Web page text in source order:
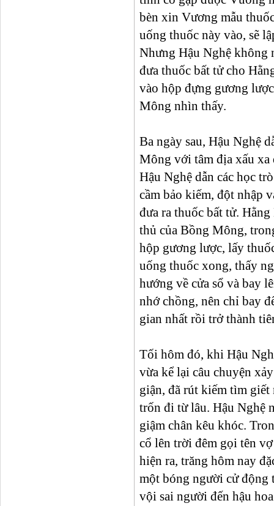
bèn xin Vương mẫu
uống thuốc này vào, sẽ
Nhưng Hậu Nghệ không
đưa thuốc bất tử cho
vào hộp đựng gương
Mông nhìn thấy.
Ba ngày sau, Hậu Nghệ
Mông với tâm địa xấu
Hậu Nghệ dẫn các học
cầm bảo kiếm, đột nhập
đưa ra thuốc bất tử.
thủ của Bồng Mông,
hộp gương lược, lấy
uống thuốc xong, thấy
hướng về cửa sổ và bay
nhớ chồng, nên chỉ bay
gian nhất rồi trở thành
Tối hôm đó, khi Hậu
vừa kể lại câu chuyện
giận, đã rút kiếm tìm
trốn đi từ lâu. Hậu Nghệ
giậm chân kêu khóc.
cổ lên trời đêm gọi tên
hiện ra, trăng hôm nay
một bóng người cử động
vội sai người đến hậu